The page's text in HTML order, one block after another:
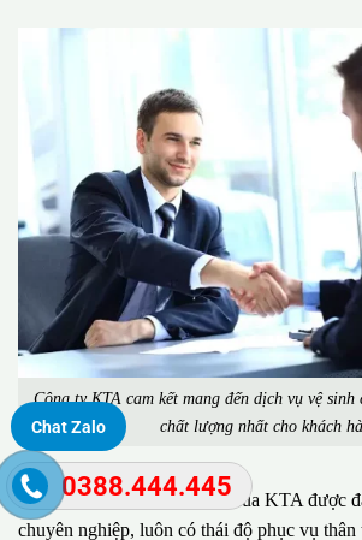
Công ty KTA cam kết mang đến dịch vụ vệ
chất lượng nhất cho khách
Đặc biệt, đội ngũ nhân viên của KTA được
chuyên nghiệp, luôn có thái độ phục vụ thân
Chat Zalo
0388.444.445